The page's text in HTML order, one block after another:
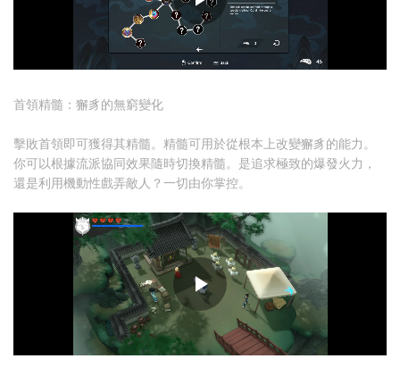
首領精髓：獬豸的無窮變化
擊敗首領即可獲得其精髓。精髓可用於從根本上改變獬豸的能力。
你可以根據流派協同效果隨時切換精髓。是追求極致的爆發火力，
還是利用機動性戲弄敵人？一切由你掌控。